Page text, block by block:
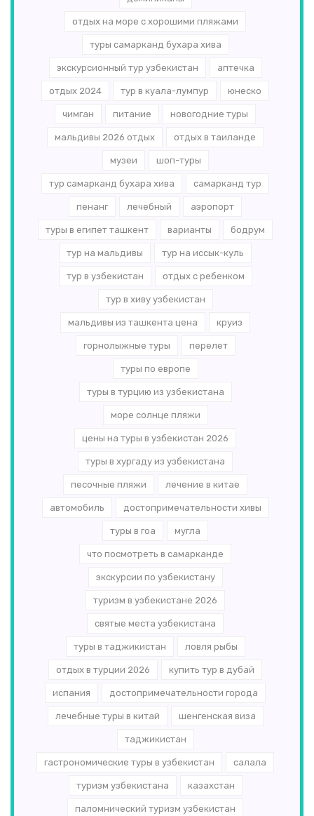
отдых на море с хорошими пляжами
туры самарканд бухара хива
экскурсионный тур узбекистан аптечка
отдых 2024 тур в куала-лумпур юнеско
чимган питание новогодние туры
мальдивы 2026 отдых отдых в таиланде
музеи шоп-туры
тур самарканд бухара хива самарканд тур
пенанг лечебный аэропорт
туры в египет ташкент варианты бодрум
тур на мальдивы тур на иссык-куль
тур в узбекистан отдых с ребенком
тур в хиву узбекистан
мальдивы из ташкента цена круиз
горнолыжные туры перелет
туры по европе
туры в турцию из узбекистана
море солнце пляжи
цены на туры в узбекистан 2026
туры в хургаду из узбекистана
песочные пляжи лечение в китае
автомобиль достопримечательности хивы
туры в гоа мугла
что посмотреть в самарканде
экскурсии по узбекистану
туризм в узбекистане 2026
святые места узбекистана
туры в таджикистан ловля рыбы
отдых в турции 2026 купить тур в дубай
испания достопримечательности города
лечебные туры в китай шенгенская виза
таджикистан
гастрономические туры в узбекистан салала
туризм узбекистана казахстан
паломнический туризм узбекистан